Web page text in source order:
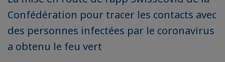
Confédération pour tracer les contacts avec
des personnes infectées par le coronavirus
a obtenu le feu vert